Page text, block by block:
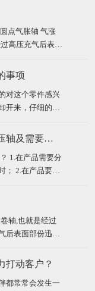
胀轴 气涨
高压充气后表面
胀辊、充气轴、
8kg 范围内，需
事项
对这个零件感兴
开来，仔细的观
是又开始拿起说
什么情况下适合用板条式气压轴及需要注意的问题
求
轴,也就是经过
后表面部份迅速
在工作过程中需
打动客户？
常常会发生一